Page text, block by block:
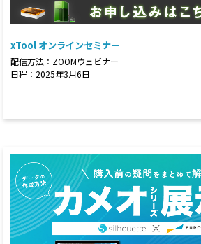
xTool オンラインセミナー
配信方法：ZOOMウェビナー
日程：2025年3月6日